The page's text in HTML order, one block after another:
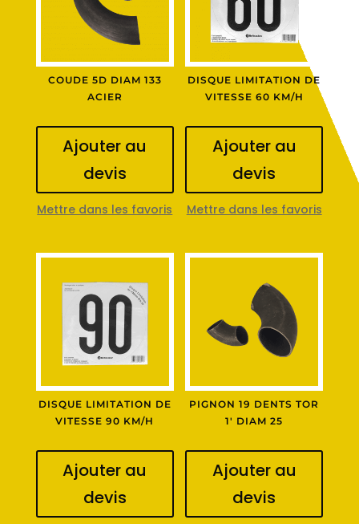
COUDE 5D DIAM 133
ACIER
Ajouter au
devis
Mettre dans les favoris
DISQUE LIMITATION DE
VITESSE 60 KM/H
Ajouter au
devis
Mettre dans les favoris
DISQUE LIMITATION DE
VITESSE 90 KM/H
Ajouter au
devis
PIGNON 19 DENTS TOR
1′ DIAM 25
Ajouter au
devis